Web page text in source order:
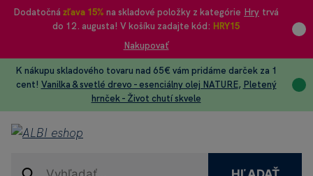
Dodatočná zľava 15% na skladové položky z kategórie Hry trvá
do 12. augusta! V košíku zadajte kód: HRY15
Nakupovať
K nákupu skladového tovaru nad 65€ vám pridáme darček za 1
cent! Vanilka & svetlé drevo - esenciálny olej NATURE, Pletený
hrnček - Život chutí skvele